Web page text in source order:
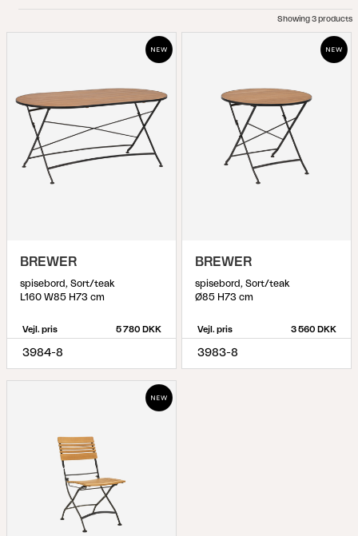
Showing 3 products
BREWER
spisebord, Sort/teak
L160 W85 H73 cm
Vejl. pris 5 780 DKK
3984-8
BREWER
spisebord, Sort/teak
Ø85 H73 cm
Vejl. pris 3 560 DKK
3983-8